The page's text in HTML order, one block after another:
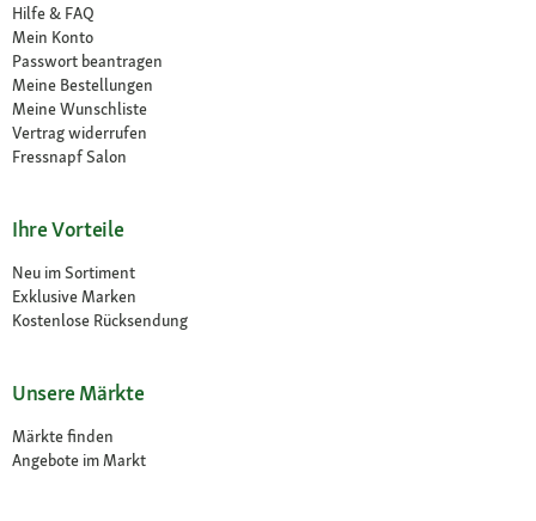
Hilfe & FAQ
Mein Konto
Passwort beantragen
Meine Bestellungen
Meine Wunschliste
Vertrag widerrufen
Fressnapf Salon
Ihre Vorteile
Neu im Sortiment
Exklusive Marken
Kostenlose Rücksendung
Unsere Märkte
Märkte finden
Angebote im Markt